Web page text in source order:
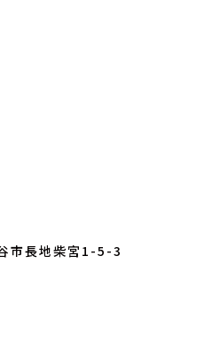
市長地柴宮1-5-3